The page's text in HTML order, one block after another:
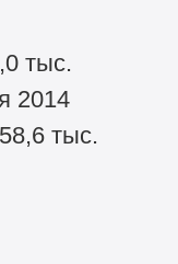
тыс.
2014
тыс.